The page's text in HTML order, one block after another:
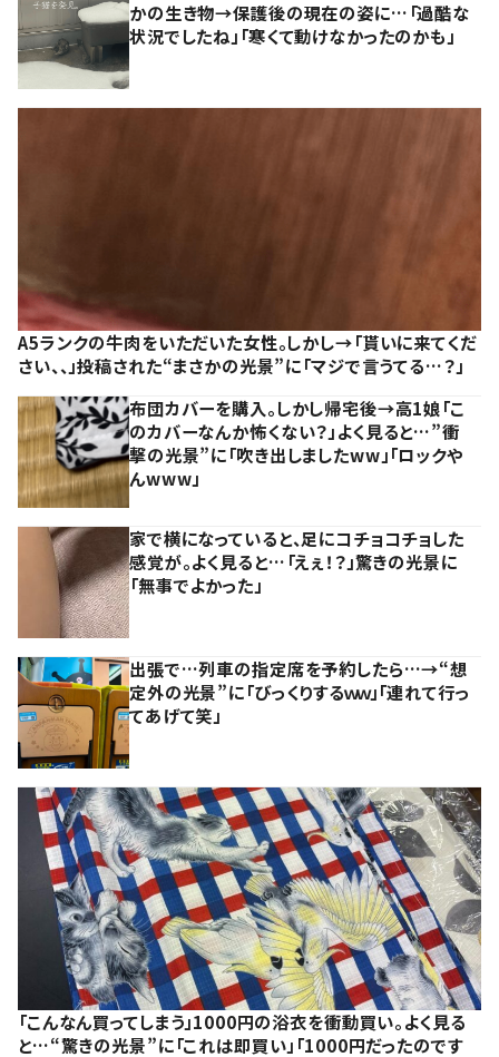
かの生き物→保護後の現在の姿に…「過酷な
状況でしたね」「寒くて動けなかったのかも」
A5ランクの牛肉をいただいた女性。しかし→「貰いに来てくだ
さい、、」投稿された“まさかの光景”に「マジで言うてる…？」
布団カバーを購入。しかし帰宅後→高1娘「こ
のカバーなんか怖くない？」よく見ると…”衝
撃の光景”に「吹き出しましたww」「ロックや
んwww」
家で横になっていると、足にコチョコチョした
感覚が。よく見ると…「えぇ！？」驚きの光景に
「無事でよかった」
出張で…列車の指定席を予約したら…→“想
定外の光景”に「びっくりするｗｗ」「連れて行っ
てあげて笑」
「こんなん買ってしまう」1000円の浴衣を衝動買い。よく見る
と…“驚きの光景”に「これは即買い」「1000円だったのです